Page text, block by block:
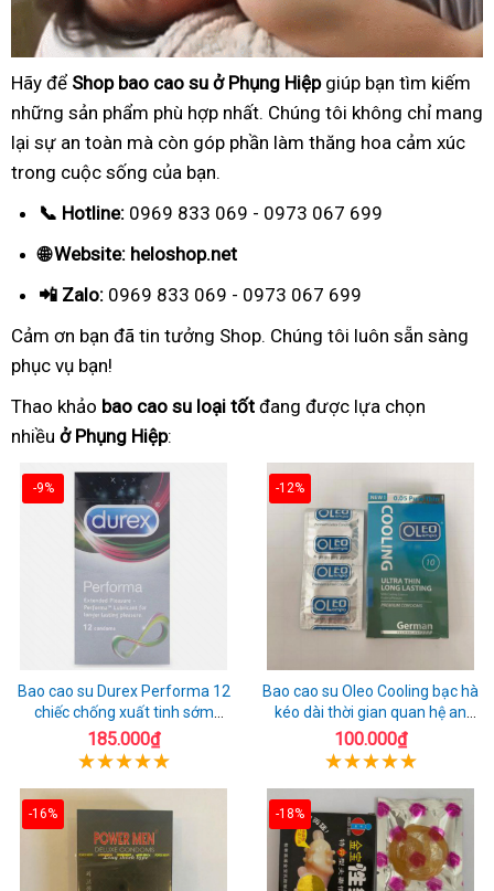
Hãy để Shop bao cao su ở Phụng Hiệpgiúp bạn tìm kiếm
những sản phẩm phù hợp nhất. Chúng tôi không chỉ mang
lại sự an toàn mà còn góp phần làm thăng hoa cảm xúc
trong cuộc sống của bạn.
📞 Hotline: 0969 833 069 - 0973 067 699
🌐 Website: heloshop.net
📲 Zalo: 0969 833 069 - 0973 067 699
Cảm ơn bạn đã tin tưởng Shop. Chúng tôi luôn sẵn sàng
phục vụ bạn!
Thao khảo bao cao su loại tốt đang được lựa chọn
nhiều ở Phụng Hiệp:
-9%
Bao cao su Durex Performa 12
chiếc chống xuất tinh sớm
chuẩn Thái Lan
185.000₫
-12%
Bao cao su Oleo Cooling bạc hà
kéo dài thời gian quan hệ an
toàn
100.000₫
-16% -18%